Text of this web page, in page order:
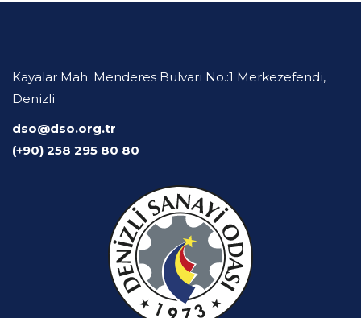
Kayalar Mah. Menderes Bulvarı No.:1 Merkezefendi,
Denizli
dso@dso.org.tr
(+90) 258 295 80 80